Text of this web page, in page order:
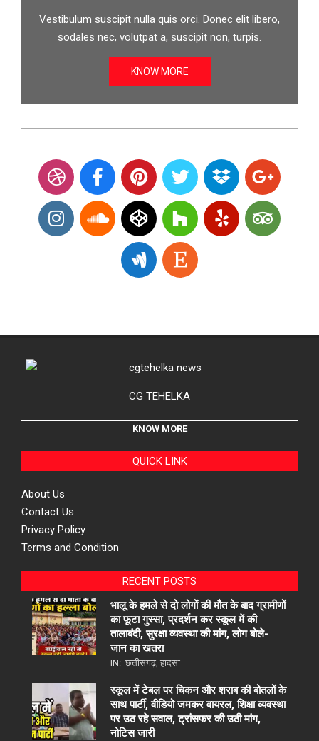
Vestibulum suscipit nulla quis orci. Donec elit libero,
sodales nec, volutpat a, suscipit non, turpis.
KNOW MORE
CG TEHELKA
KNOW MORE
QUICK LINK
About Us
Contact Us
Privacy Policy
Terms and Condition
RECENT POSTS
भालू के हमले से दो लोगों की मौत के बाद ग्रामीणों
का फूटा गुस्सा, प्रदर्शन कर स्कूल में की
तालाबंदी, सुरक्षा व्यवस्था की मांग, लोग बोले-
जान का खतरा
IN: छत्तीसगढ़, हादसा
स्कूल में टेबल पर चिकन और शराब की बोतलों के
साथ पार्टी, वीडियो जमकर वायरल, शिक्षा व्यवस्था
पर उठ रहे सवाल, ट्रांसफर की उठी मांग,
नोटिस जारी